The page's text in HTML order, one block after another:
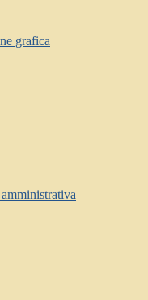
grafica